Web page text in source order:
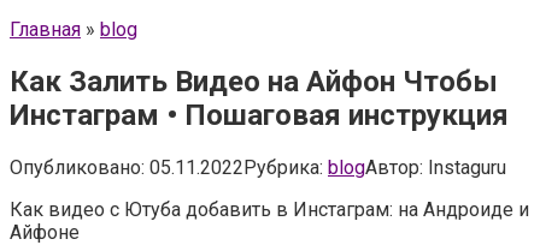
Главная » blog
Как Залить Видео на Айфон Чтобы
Инстаграм • Пошаговая инструкция
Опубликовано: 05.11.2022Рубрика: blogАвтор: Instaguru
Как видео с Ютуба добавить в Инстаграм: на Андроиде и
Айфоне